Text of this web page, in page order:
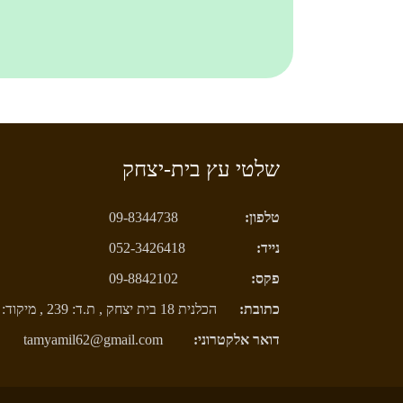
שלטי עץ בית-יצחק
טלפון:
09-8344738
נייד:
052-3426418
פקס:
09-8842102
כתובת:
הכלנית 18 בית יצחק , ת.ד: 239 , מיקוד: 4292000
דואר אלקטרוני:
tamyamil62@gmail.com